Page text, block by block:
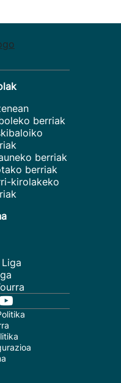
berriak
berriak
berriak
kirolakeko